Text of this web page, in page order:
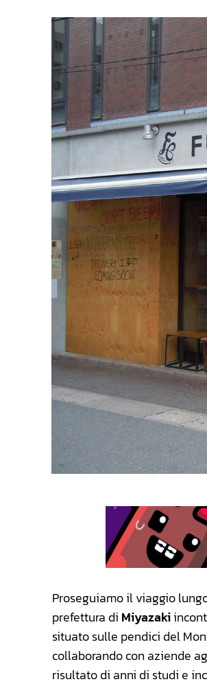
Proseguiamo il viaggio
prefettura di Miyazaki
situato sulle pendici del
collaborando con aziende
risultato di anni di studi e